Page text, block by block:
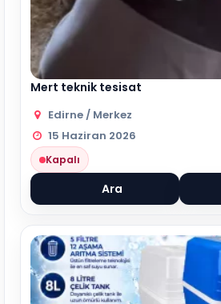
Mert teknik tesisat
Edirne / Merkez
15 Haziran 2026
Kapalı
Ara